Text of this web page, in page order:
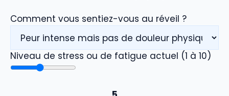
Comment vous sentiez-vous au réveil ?
Niveau de stress ou de fatigue actuel (1 à 10)